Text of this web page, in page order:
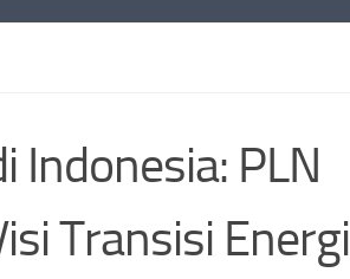
Indonesia: PLN
Transisi Energi